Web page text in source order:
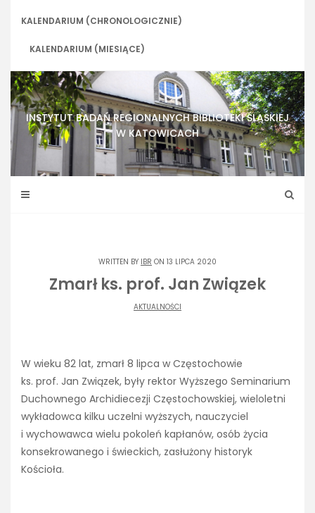
KALENDARIUM (CHRONOLOGICZNIE)
KALENDARIUM (MIESIĄCE)
INSTYTUT BADAŃ REGIONALNYCH BIBLIOTEKI ŚLĄSKIEJ
W KATOWICACH
WRITTEN BY IBR ON 13 LIPCA 2020
Zmarł ks. prof. Jan Związek
AKTUALNOŚCI
W wieku 82 lat, zmarł 8 lipca w Częstochowie
ks. prof. Jan Związek, były rektor Wyższego Seminarium
Duchownego Archidiecezji Częstochowskiej, wieloletni
wykładowca kilku uczelni wyższych, nauczyciel
i wychowawca wielu pokoleń kapłanów, osób życia
konsekrowanego i świeckich, zasłużony historyk
Kościoła.